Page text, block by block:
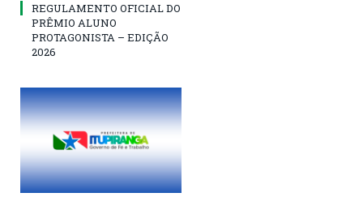
REGULAMENTO OFICIAL DO
PRÊMIO ALUNO
PROTAGONISTA – EDIÇÃO
2026